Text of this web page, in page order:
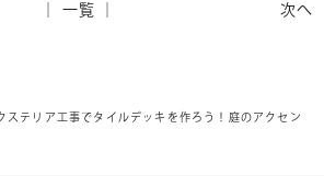
次へ
│ 一覧 │
ステリア工事でタイルデッキを作ろう！庭のアクセン